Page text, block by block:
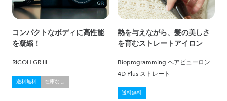
コンパクトなボディに高性能
を凝縮！
RICOH GR III
送料無料 在庫なし
熱を与えながら、髪の美しさ
を育むストレートアイロン
Bioprogramming ヘアビューロン
4D Plus ストレート
送料無料